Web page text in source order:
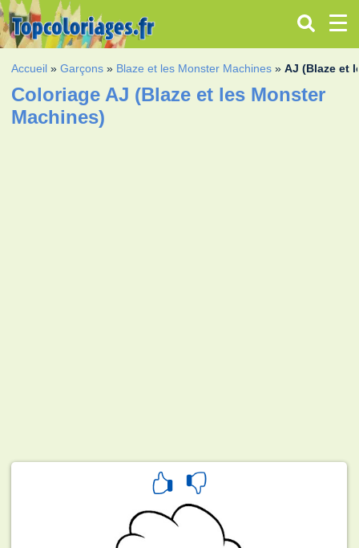
Accueil »Garçons » Blaze et les Monster Machines »AJ (Blaze et
Coloriage AJ (Blaze et les Monster
Machines)